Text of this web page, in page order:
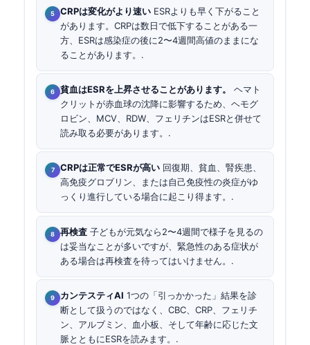
CRPは変化がより速い ESRよりも早く下がること
があります。CRPは数日で低下することがある一
方、ESRは感染症の後に2〜4週間高値のままにな
ることがあります。.
貧血はESRを上昇させることがあります。
ヘマト
クリットが赤血球の沈降に影響するため、ヘモグ
ロビン、MCV、RDW、フェリチンはESRと併せて
読み取る必要があります。.
CRPは正常でESRが高い 回復期、貧血、腎疾患、
高免疫グロブリン、または自己免疫性の炎症がゆ
っくり進行している場合に起こり得ます。.
再検査 子どもが元気なら2〜4週間で様子を見るの
は妥当なことが多いですが、緊急性のある症状が
ある場合は再検査を待ってはいけません。.
カンテスティAI 1つの「引っかかった」結果を診
断として扱うのではなく、CBC、CRP、フェリチ
ン、アルブミン、血小板、そして年齢に応じた文
脈とともにESRを読みます。.